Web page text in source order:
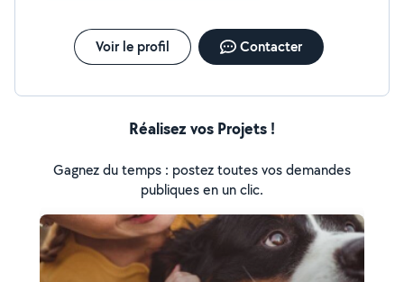
Voir le profil Contacter
Réalisez vos Projets !
Gagnez du temps : postez toutes vos demandes
publiques en un clic.